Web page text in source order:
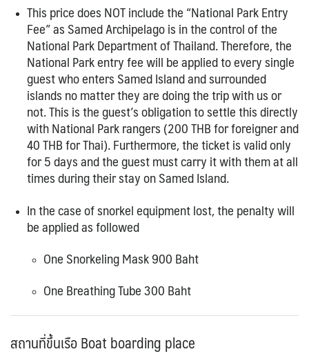
This price does NOT include the “National Park Entry
Fee” as Samed Archipelago is in the control of the
National Park Department of Thailand. Therefore, the
National Park entry fee will be applied to every single
guest who enters Samed Island and surrounded
islands no matter they are doing the trip with us or
not. This is the guest’s obligation to settle this directly
with National Park rangers (200 THB for foreigner and
40 THB for Thai). Furthermore, the ticket is valid only
for 5 days and the guest must carry it with them at all
times during their stay on Samed Island.
In the case of snorkel equipment lost, the penalty will
be applied as followed
One Snorkeling Mask 900 Baht
One Breathing Tube 300 Baht
สถานที่ขึ้นเรือBoat boarding place